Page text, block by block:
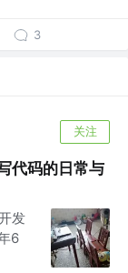
3
关注
代码的日常与
发
6